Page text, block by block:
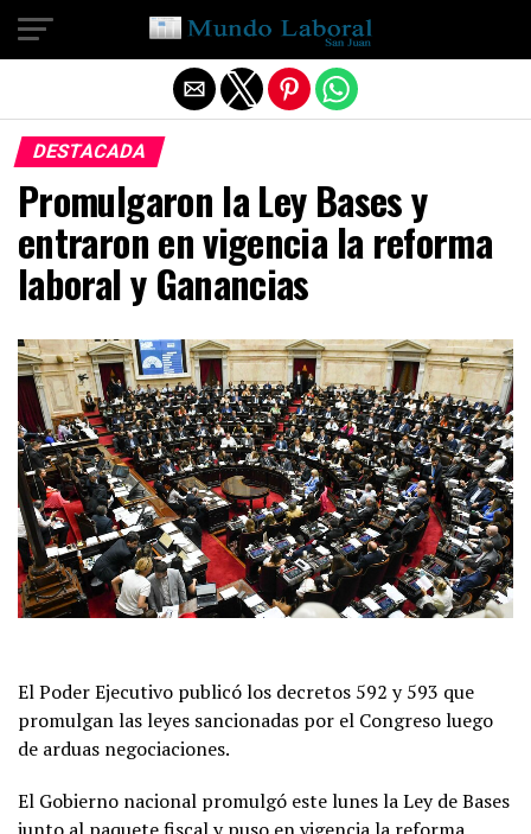
DESTACADA
Promulgaron la Ley Bases y
entraron en vigencia la reforma
laboral y Ganancias
El Poder Ejecutivo publicó los decretos 592 y 593 que
promulgan las leyes sancionadas por el Congreso luego
de arduas negociaciones.
El Gobierno nacional promulgó este lunes la Ley de Bases
Salir de la versión móvil